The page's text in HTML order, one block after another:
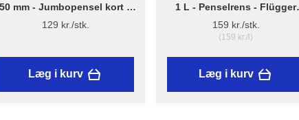
50 mm - Jumbopensel kort –
Flügger Pro Series
129 kr./stk.
Læg i kurv
1 L - Penselrens - Flügger
Fluren 59
159 kr./stk.
(159 kr./l)
Læg i kurv